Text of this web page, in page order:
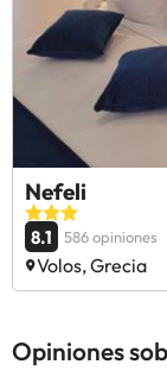
Nefeli
8.1 586 opiniones
Volos, Grecia
Opiniones